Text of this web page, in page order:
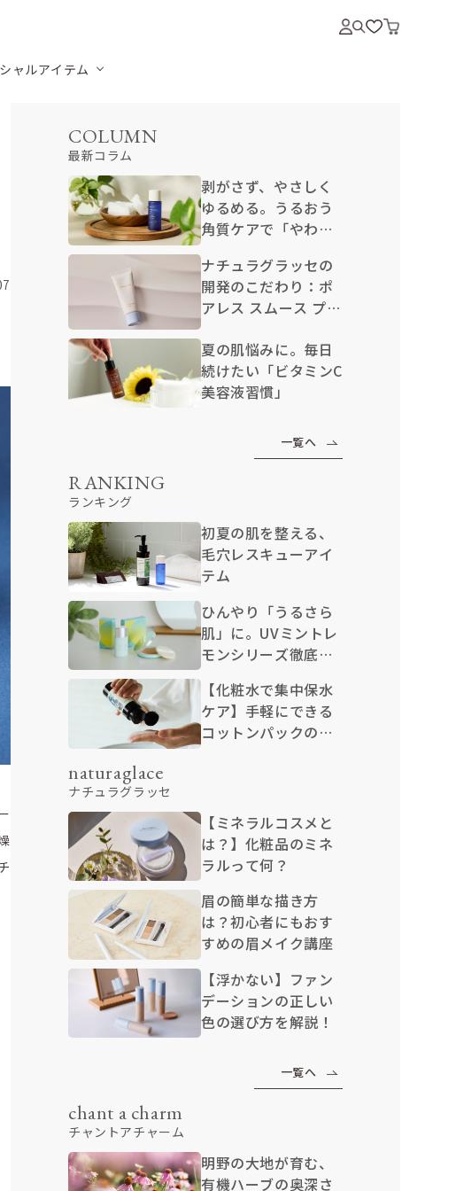
ャルアイテム
COLUMN
最新コラム
剥がさず、やさしく
ゆるめる。うるおう
角質ケアで「やわら
ナチュラグラッセの
開発のこだわり：ポ
アレス スムース プラ
夏の肌悩みに。毎日
続けたい「ビタミンC
美容液習慣」
一覧へ
RANKING
ランキング
初夏の肌を整える、
毛穴レスキューアイ
テム
ひんやり「うるさら
肌」に。UVミントレ
モンシリーズ徹底解
【化粧水で集中保水
ケア】手軽にできる
コットンパックのや
naturaglace
ナチュラグラッセ
【ミネラルコスメと
は？】化粧品のミネ
ラルって何？
眉の簡単な描き方
は？初心者にもおす
すめの眉メイク講座
【浮かない】ファン
デーションの正しい
色の選び方を解説！
一覧へ
chant a charm
チャントアチャーム
明野の大地が育む、
有機ハーブの奥深さ